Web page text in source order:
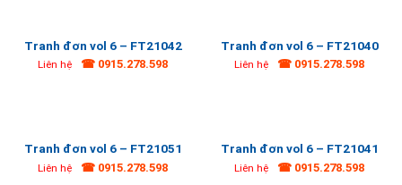
Tranh đơn vol 6 – FT21042
Liên hệ ☎ 0915.278.598
Tranh đơn vol 6 – FT21040
Liên hệ ☎ 0915.278.598
Tranh đơn vol 6 – FT21051
Liên hệ ☎ 0915.278.598
Tranh đơn vol 6 – FT21041
Liên hệ ☎ 0915.278.598